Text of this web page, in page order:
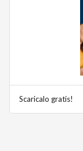
Scaricalo gratis!